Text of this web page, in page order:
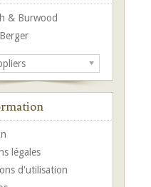
& Burwood
légales
d'utilisation